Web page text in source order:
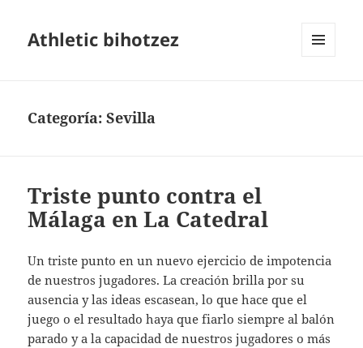
Athletic bihotzez
Categoría:Sevilla
Triste punto contra el
Málaga en La Catedral
Un triste punto en un nuevo ejercicio de impotencia
de nuestros jugadores. La creación brilla por su
ausencia y las ideas escasean, lo que hace que el
juego o el resultado haya que fiarlo siempre al balón
parado y a la capacidad de nuestros jugadores o más